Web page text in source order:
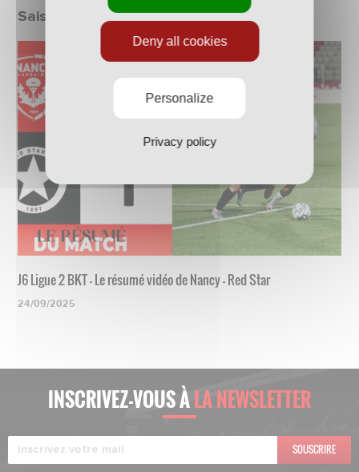
Saison 2025/2026
J6 Ligue 2 BKT - Le résumé vidéo de Nancy - Red Star
24/09/2025
INSCRIVEZ-VOUS ÀLA NEWSLETTER
SOUSCRIRE
Deny all cookies
Personalize
Privacy policy